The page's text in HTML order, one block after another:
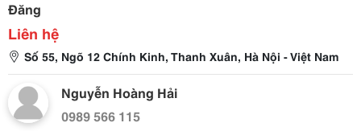
Đăng
Liên hệ
Số 55, Ngõ 12 Chính Kinh, Thanh Xuân, Hà Nội - Việt Nam
Nguyễn Hoàng Hải
0989 566 115